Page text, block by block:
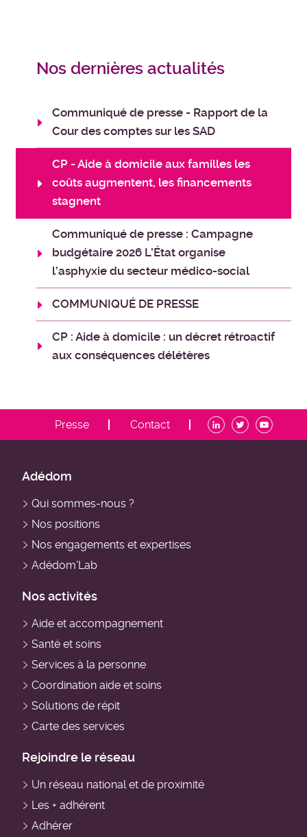
Nos dernières actualités
Communiqué de presse - Rapport de la
Cour des comptes sur les SAD
CP - Aide à domicile aux familles les
coûts augmentent, les financements
stagnent
Communiqué de presse : Campagne
budgétaire 2026 L’État organise
l’asphyxie du secteur médico-social
COMMUNIQUÉ DE PRESSE
CP : Aide à domicile : un décret rétroactif
aux conséquences délétères
-
contact
Presse Contact
ADDM
-
Navigation
principale
Adédom
Qui sommes-nous ?
Nos positions
Nos engagements et expertises
Adédom'Lab
Nos activités
Aide et accompagnement
Santé et soins
Services à la personne
Coordination aide et soins
Solutions de répit
Carte des services
Rejoindre le réseau
Un réseau national et de proximité
Les + adhérent
Adhérer